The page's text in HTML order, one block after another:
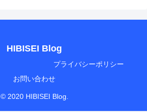
HIBISEI Blog
プライバシーポリシー
お問い合わせ
© 2020 HIBISEI Blog.